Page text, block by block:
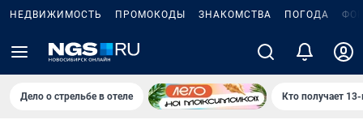
НЕДВИЖИМОСТЬ ПРОМОКОДЫ ЗНАКОМСТВА ПОГОДА
Дело о стрельбе в отеле Кто получает